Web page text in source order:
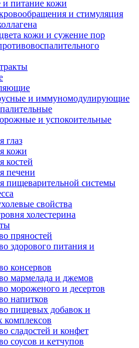
питание кожи
и стимуляция
кожи и сужение пор
и иммуномодулирующие
и успокоительные
глаз
кожи
костей
печени
пищеварительной системы
свойства
холестерина
пряностей
здорового питания и
консервов
мармелада и джемов
мороженого и десертов
напитков
пищевых добавок и
сладостей и конфет
соусов и кетчупов